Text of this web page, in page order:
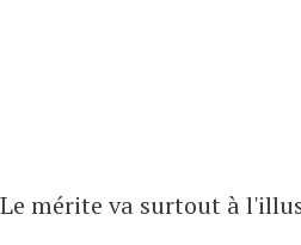
mérite va surtout à